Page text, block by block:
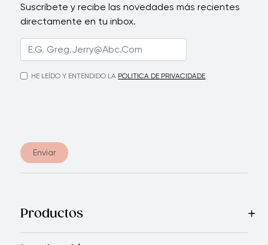
Suscríbete y recibe las novedades más recientes
directamente en tu inbox.
HE LEÍDO Y ENTENDIDO LA POLITICA DE PRIVACIDADE
Enviar
Productos
Mas VendidosCocinaElectrodomésticosCubiertos